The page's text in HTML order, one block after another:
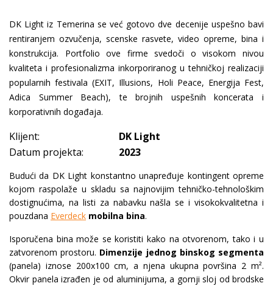
DK Light iz Temerina se već gotovo dve decenije uspešno bavi
rentiranjem ozvučenja, scenske rasvete, video opreme, bina i
konstrukcija. Portfolio ove firme svedoči o visokom nivou
kvaliteta i profesionalizma inkorporiranog u tehničkoj realizaciji
popularnih festivala (EXIT, Illusions, Holi Peace, Energija Fest,
Adica Summer Beach), te brojnih uspešnih koncerata i
korporativnih događaja.
Klijent:
DK Light
Datum projekta:
2023
Budući da DK Light konstantno unapređuje kontingent opreme
kojom raspolaže u skladu sa najnovijim tehničko-tehnološkim
dostignućima, na listi za nabavku našla se i visokokvalitetna i
pouzdana Everdeck mobilna bina.
Isporučena bina može se koristiti kako na otvorenom, tako i u
zatvorenom prostoru. Dimenzije jednog binskog segmenta
(panela) iznose 200x100 cm, a njena ukupna površina 2 m².
Okvir panela izrađen je od aluminijuma, a gornji sloj od brodske